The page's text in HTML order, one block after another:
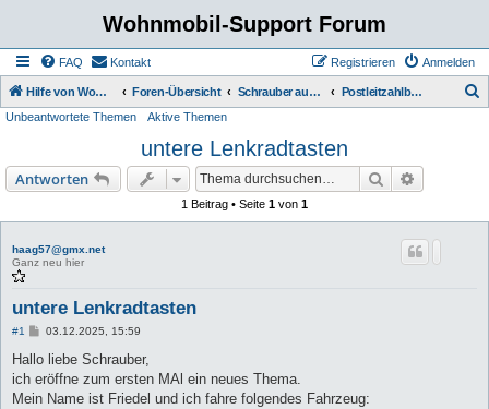
Wohnmobil-Support Forum
FAQ Kontakt Anmelden
Registrieren
Hilfe von Womo Fans für Womo Besitzer Foren-Übersicht Schrauber aus der Region nicht kommerziell Postleitzahlbereich 1
Unbeantwortete Themen Aktive Themen
untere Lenkradtasten
Antworten Suche
1 Beitrag • Seite 1 von 1
haag57@gmx.net
Ganz neu hier
untere Lenkradtasten
#1
B
i
r
a
03.12.2025, 15:59
Hallo liebe Schrauber,
ich eröffne zum ersten MAl ein neues Thema.
Mein Name ist Friedel und ich fahre folgendes Fahrzeug: